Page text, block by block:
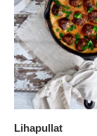
Lihapullat